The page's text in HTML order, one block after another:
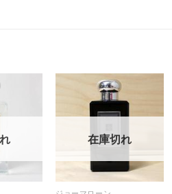
在庫切れ